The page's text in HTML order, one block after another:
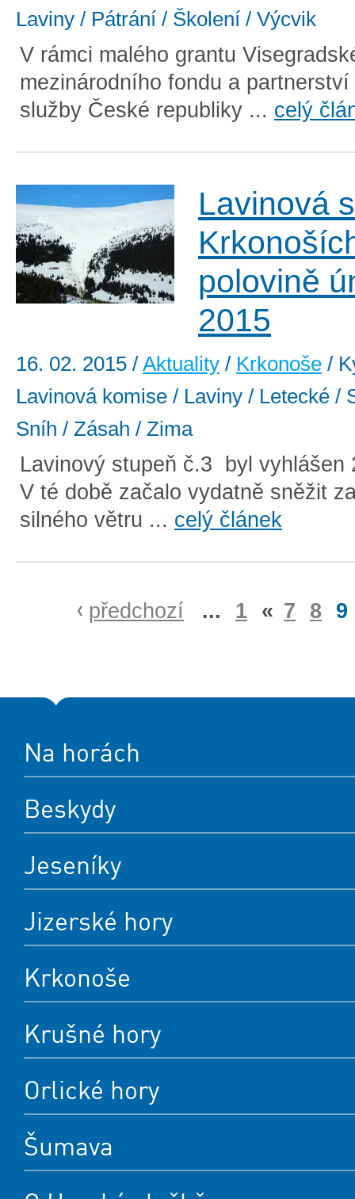
Laviny / Pátrání / Školení / Výcvik
V rámci malého grantu
mezinárodního fondu a
služby České republiky ... celý
Lavinová
polovině
2015
16. 02. 2015 / Aktuality / Krkonoše /
Lavinová komise / Laviny / Letecké /
Sníh / Zásah / Zima
Lavinový stupeň č.3 byl vyhlášen
V té době začalo vydatně sněžit
silného větru ... celý článek
předchozí ... 1 « 7 8 9
Na horách
Beskydy
Jeseníky
Jizerské hory
Krkonoše
Krušné hory
Orlické hory
Šumava